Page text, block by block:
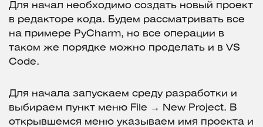
Для начал необходимо создать новый проект
в редакторе кода. Будем рассматривать все
на примере PyCharm, но все операции в
таком же порядке можно проделать и в VS
Code.
Для начала запускаем среду разработки и
выбираем пункт меню File → New Project. В
открывшемся меню указываем имя проекта и